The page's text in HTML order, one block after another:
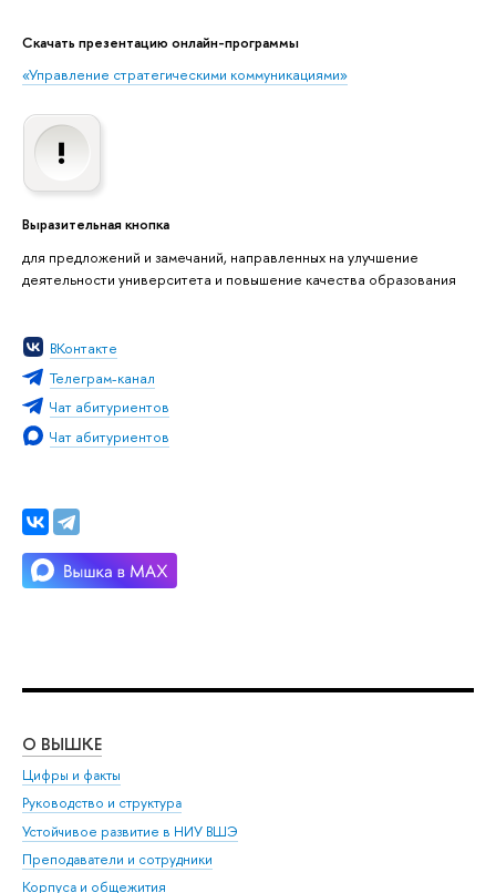
Скачать презентацию онлайн-программы
«Управление стратегическими коммуникациями»
Выразительная кнопка
для предложений и замечаний, направленных на улучшение
деятельности университета и повышение качества образования
ВКонтакте
Телеграм-канал
Чат абитуриентов
Чат абитуриентов
О ВЫШКЕ
Цифры и факты
Руководство и структура
Устойчивое развитие в НИУ ВШЭ
Преподаватели и сотрудники
Корпуса и общежития